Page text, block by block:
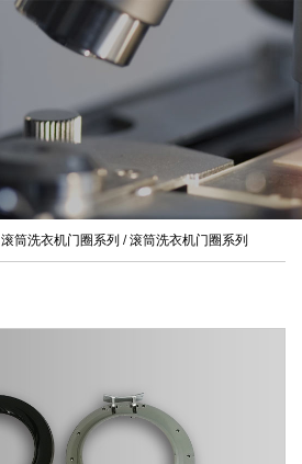
滚筒洗衣机门圈系列 /滚筒洗衣机门圈系列